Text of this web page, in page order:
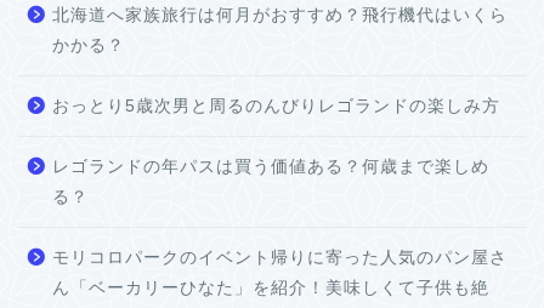
北海道へ家族旅行は何月がおすすめ？飛行機代はいくら
かかる？
おっとり5歳次男と周るのんびりレゴランドの楽しみ方
レゴランドの年パスは買う価値ある？何歳まで楽しめ
る？
モリコロパークのイベント帰りに寄った人気のパン屋さ
ん「ベーカリーひなた」を紹介！美味しくて子供も絶